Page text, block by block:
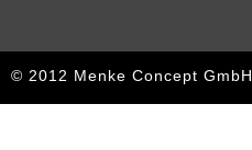
© 2012 Menke Concept GmbH